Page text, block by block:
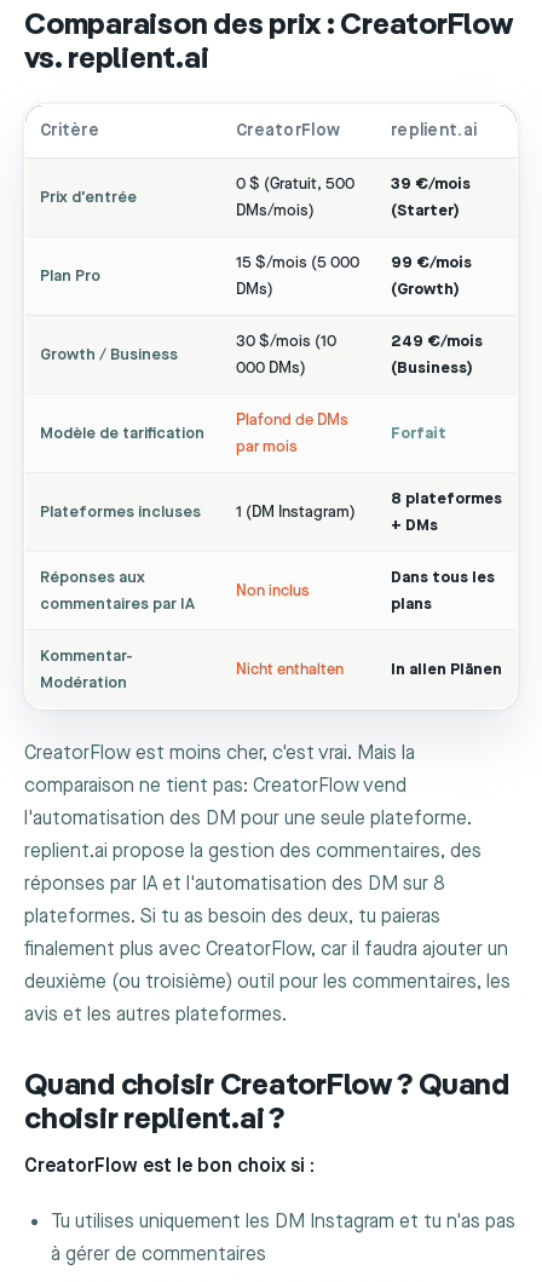
Comparaison des prix : CreatorFlow
vs. replient.ai
Critère CreatorFlow replient.ai
Prix d'entrée
0 $ (Gratuit, 500
DMs/mois)
39 €/mois
(Starter)
Plan Pro
15 $/mois (5 000
DMs)
99 €/mois
(Growth)
Growth / Business
30 $/mois (10
000 DMs)
249 €/mois
(Business)
Modèle de tarification
Plafond de DMs
par mois
Forfait
Plateformes incluses 1 (DM Instagram)
8 plateformes
+ DMs
Réponses aux
commentaires par IA
Non inclus
Dans tous les
plans
Kommentar-
Modération
Nicht enthalten In allen Plänen
CreatorFlow est moins cher, c'est vrai. Mais la
comparaison ne tient pas: CreatorFlow vend
l'automatisation des DM pour une seule plateforme.
replient.ai propose la gestion des commentaires, des
réponses par IA et l'automatisation des DM sur 8
plateformes. Si tu as besoin des deux, tu paieras
finalement plus avec CreatorFlow, car il faudra ajouter un
deuxième (ou troisième) outil pour les commentaires, les
avis et les autres plateformes.
Quand choisir CreatorFlow ? Quand
choisir replient.ai ?
CreatorFlow est le bon choix si :
Tu utilises uniquement les DM Instagram et tu n'as pas
à gérer de commentaires